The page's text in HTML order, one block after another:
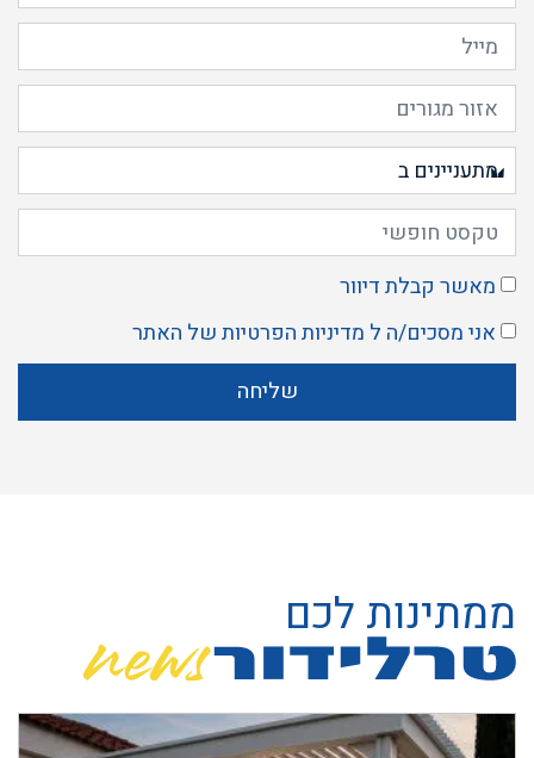
מאשר קבלת דיוור
אני מסכים/ה ל מדיניות הפרטיותשל האתר
שליחה
ממתינות לכם